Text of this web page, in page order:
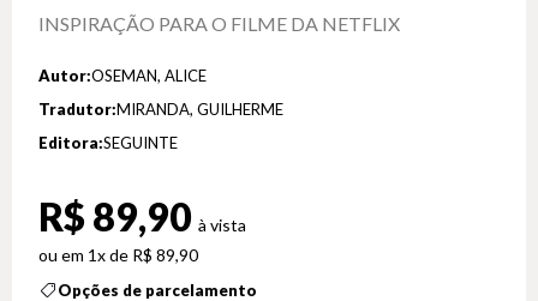
INSPIRAÇÃO PARA O FILME DA NETFLIX
Autor:OSEMAN, ALICE
Tradutor:MIRANDA, GUILHERME
Editora:SEGUINTE
R$ 89,90
1x de R$ 89,90
Opções de parcelamento